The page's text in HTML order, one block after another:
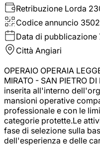
Retribuzione Lorda
Codice annuncio
Data di pubblicazione
Città Angiari
OPERAIO OPERAIA
MIRATO - SAN PIETRO
inserita all'interno
mansioni operative
professionale e con le
categorie protette.Le
fase di selezione sulla
dell'esperienza e delle